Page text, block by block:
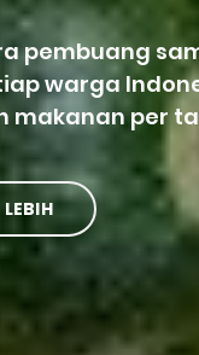
pembuang
warga
makanan per